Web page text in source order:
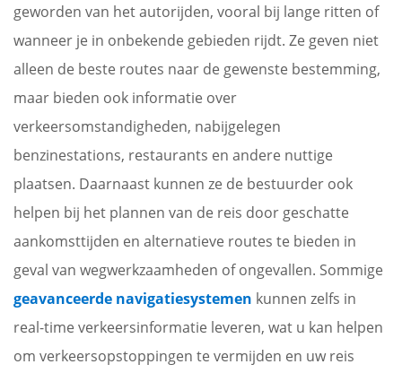
geworden van het autorijden, vooral bij lange ritten of
wanneer je in onbekende gebieden rijdt. Ze geven niet
alleen de beste routes naar de gewenste bestemming,
maar bieden ook informatie over
verkeersomstandigheden, nabijgelegen
benzinestations, restaurants en andere nuttige
plaatsen. Daarnaast kunnen ze de bestuurder ook
helpen bij het plannen van de reis door geschatte
aankomsttijden en alternatieve routes te bieden in
geval van wegwerkzaamheden of ongevallen. Sommige
geavanceerde navigatiesystemen kunnen zelfs in
real-time verkeersinformatie leveren, wat u kan helpen
om verkeersopstoppingen te vermijden en uw reis